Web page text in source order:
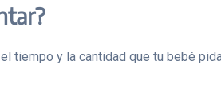
tiempo y la cantidad que tu bebé